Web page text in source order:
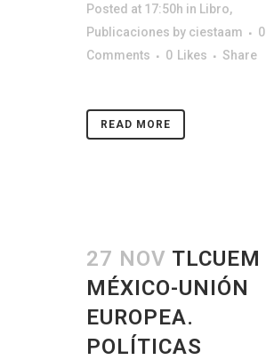
Posted at 17:50h in Libro,
Publicaciones by ciestaam
0
Comments
0 Likes Share
READ MORE
27 NOV TLCUEM
MÉXICO-UNIÓN
EUROPEA.
POLÍTICAS